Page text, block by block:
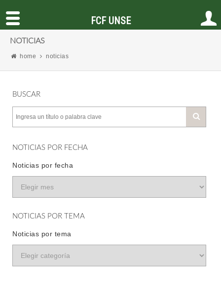
NOTICIAS
home noticias
BUSCAR
NOTICIAS POR FECHA
Noticias por fecha
NOTICIAS POR TEMA
Noticias por tema
FCF UNSE